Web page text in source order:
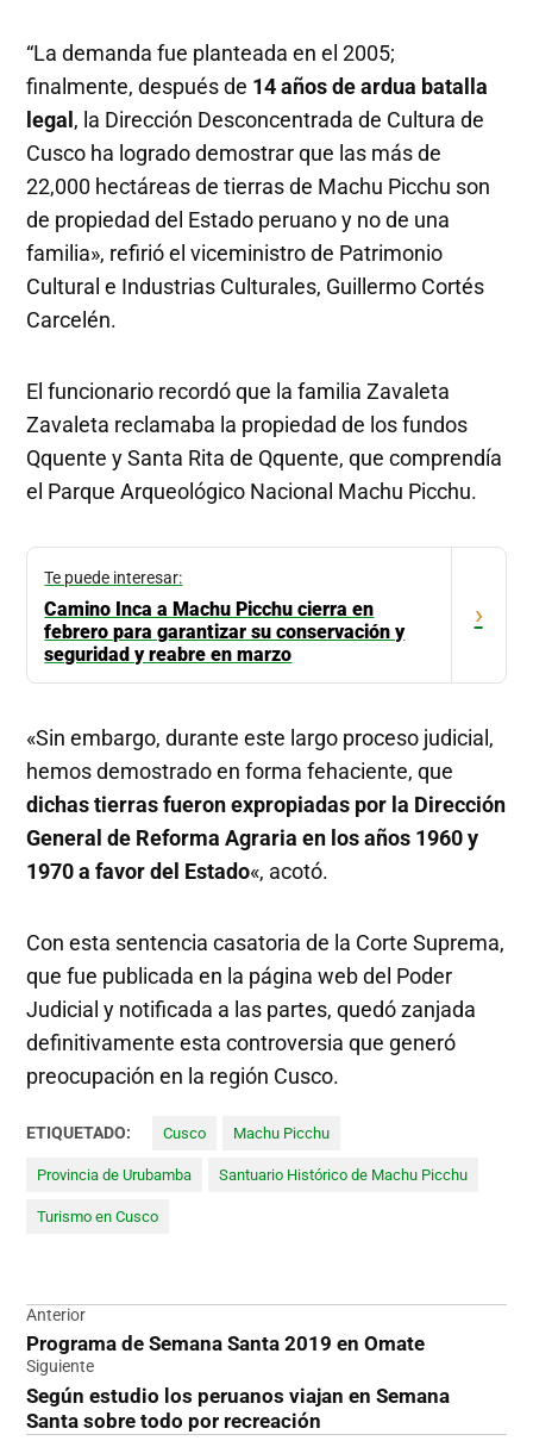
“La demanda fue planteada en el 2005;
finalmente, después de 14 años de ardua batalla
legal, la Dirección Desconcentrada de Cultura de
Cusco ha logrado demostrar que las más de
22,000 hectáreas de tierras de Machu Picchu son
de propiedad del Estado peruano y no de una
familia», refirió el viceministro de Patrimonio
Cultural e Industrias Culturales, Guillermo Cortés
Carcelén.
El funcionario recordó que la familia Zavaleta
Zavaleta reclamaba la propiedad de los fundos
Qquente y Santa Rita de Qquente, que comprendía
el Parque Arqueológico Nacional Machu Picchu.
Te puede interesar:
Camino Inca a Machu Picchu cierra en
febrero para garantizar su conservación y
seguridad y reabre en marzo
›
«Sin embargo, durante este largo proceso judicial,
hemos demostrado en forma fehaciente, que
dichas tierras fueron expropiadas por la Dirección
General de Reforma Agraria en los años 1960 y
1970 a favor del Estado«, acotó.
Con esta sentencia casatoria de la Corte Suprema,
que fue publicada en la página web del Poder
Judicial y notificada a las partes, quedó zanjada
definitivamente esta controversia que generó
preocupación en la región Cusco.
ETIQUETADO: Cusco Machu Picchu
Provincia de Urubamba Santuario Histórico de Machu Picchu
Turismo en Cusco
Navegación
de
entradas
Anterior
Programa de Semana Santa 2019 en Omate
Siguiente
Según estudio los peruanos viajan en Semana
Santa sobre todo por recreación